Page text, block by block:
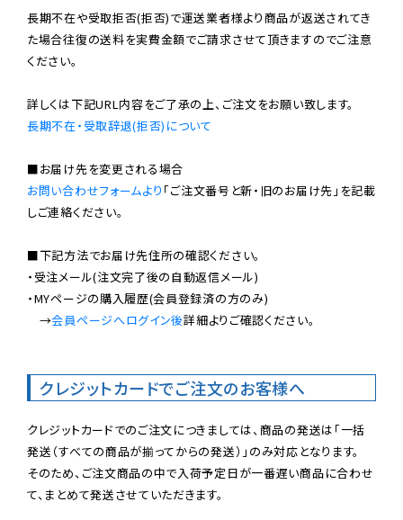
長期不在や受取拒否(拒否)で運送業者様より商品が返送されてき
た場合往復の送料を実費金額でご請求させて頂きますのでご注意
ください。
長期不在・受取辞退(拒否)について
お問い合わせフォームより 「ご注文番号と新・旧のお届け先」を記載
しご連絡ください。
■下記方法でお届け先住所の確認ください。
・受注メール(注文完了後の自動返信メール)
・MYページの購入履歴(会員登録済の方のみ)
→会員ページへログイン後詳細よりご確認ください。
クレジットカードでご注文のお客様へ
クレジットカードでのご注文につきましては、商品の発送は「一括
発送（すべての商品が揃ってからの発送）」のみ対応となります。
そのため、ご注文商品の中で入荷予定日が一番遅い商品に合わせ
て、まとめて発送させていただきます。